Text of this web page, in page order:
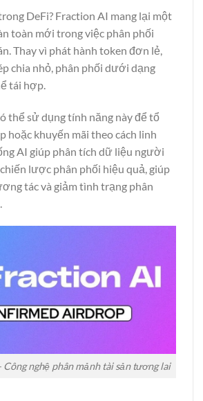
DeFi? Fraction AI mang lại một
toàn mới trong việc phân phối
Thay vì phát hành token đơn lẻ,
chia nhỏ, phân phối dưới dạng
tái hợp.
thể sử dụng tính năng này để tổ
hoặc khuyến mãi theo cách linh
AI giúp phân tích dữ liệu người
lược phân phối hiệu quả, giúp
tác và giảm tình trạng phân
Công nghệ phân mảnh tài sản tương lai